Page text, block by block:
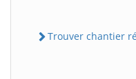
Trouver chantier